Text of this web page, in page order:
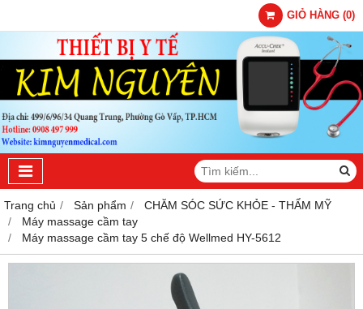
GIỎ HÀNG (0)
Trang chủ Sản phẩm
CHĂM SÓC SỨC KHỎE - THẨM MỸ
Máy massage cầm tay
Máy massage cầm tay 5 chế độ Wellmed HY-5612